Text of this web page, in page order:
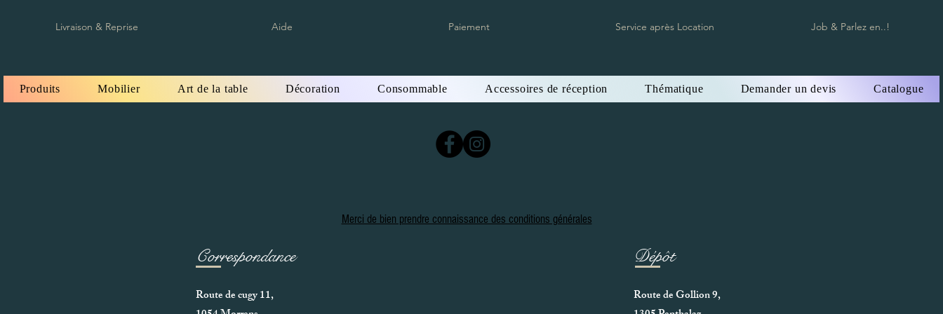
Produits Mobilier Art de la table Décoration Consommable Accessoires de réception Thématique Demander un devis Catalogue
Merci de bien prendre connaissance des conditions générales
Correspondance
Route de cugy 11,
Dépôt
Route de Gollion 9,
Livraison & Reprise Aide Paiement Service après Location Job & Parlez en..!